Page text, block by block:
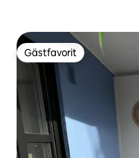
Gästfavorit
Gästfavorit